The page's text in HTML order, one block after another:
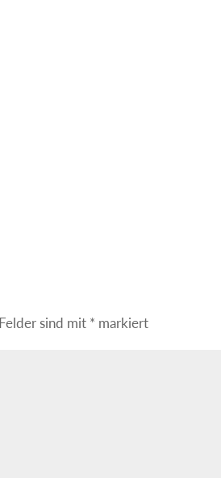
sind mit * markiert